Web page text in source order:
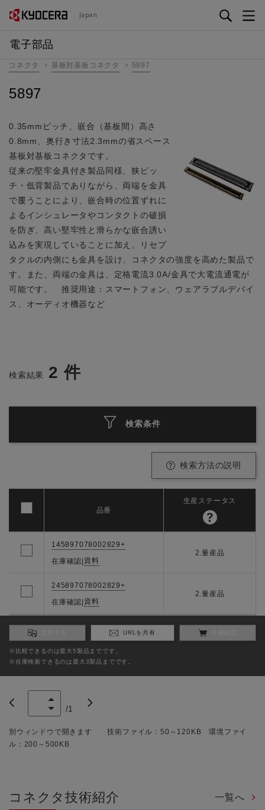
Japan
電子部品
コネクタ 基板対基板コネクタ 5897
5897
0.35mmピッチ、嵌合（基板間）高さ
0.8mm、奥行き寸法2.3mmの省スペース
基板対基板コネクタです。
従来の堅牢金具付き製品同様、狭ピッ
チ・低背製品でありながら、両端を金具
で覆うことにより、嵌合時の位置ずれに
よるインシュレータやコンタクトの破損
を防ぎ、高い堅牢性と滑らかな嵌合誘い
込みを実現していることに加え、リセプ
タクルの内側にも金具を設け、コネクタの強度を高めた製品で
す。また、両端の金具は、定格電流3.0A/金具で大電流通電が
可能です。 推奨用途：スマートフォン、ウェアラブルデバイ
ス、オーディオ機器など
検索結果 2 件
検索条件
検索方法の説明
145897078002829+
在庫確認| 資料
2.量産品
245897078002829+
在庫確認| 資料
2.量産品
品番
生産ステータス
URLを共有
※比較できるのは最大5製品までです。
※在庫検索できるのは最大3製品までです。
/1
別ウィンドウで開きます 技術ファイル：50～120KB 環境ファイ
ル：200～500KB
コネクタ技術紹介 一覧へ